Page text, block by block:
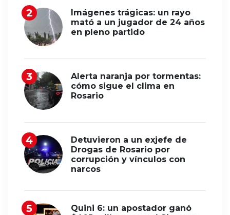
Imágenes trágicas: un rayo
mató a un jugador de 24 años
en pleno partido
Alerta naranja por tormentas:
cómo sigue el clima en
Rosario
Detuvieron a un exjefe de
Drogas de Rosario por
corrupción y vínculos con
narcos
Quini 6: un apostador ganó